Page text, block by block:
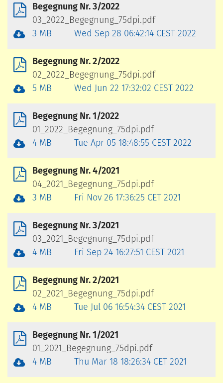
Begegnung Nr. 3/2022
03_2022_Begegnung_75dpi.pdf
3 MB
Wed Sep 28 06:42:14 CEST 2022
Begegnung Nr. 2/2022
02_2022_Begegnung_75dpi.pdf
5 MB
Wed Jun 22 17:32:02 CEST 2022
Begegnung Nr. 1/2022
01_2022_Begegnung_75dpi.pdf
4 MB
Tue Apr 05 18:48:55 CEST 2022
Begegnung Nr. 4/2021
04_2021_Begegnung_75dpi.pdf
3 MB
Fri Nov 26 17:36:25 CET 2021
Begegnung Nr. 3/2021
03_2021_Begegnung_75dpi.pdf
4 MB
Fri Sep 24 16:27:51 CEST 2021
Begegnung Nr. 2/2021
02_2021_Begegnung_75dpi.pdf
4 MB
Tue Jul 06 16:54:34 CEST 2021
Begegnung Nr. 1/2021
01_2021_Begegnung_75dpi.pdf
4 MB
Thu Mar 18 18:26:34 CET 2021